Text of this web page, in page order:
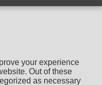
your experience
Out of these
as necessary